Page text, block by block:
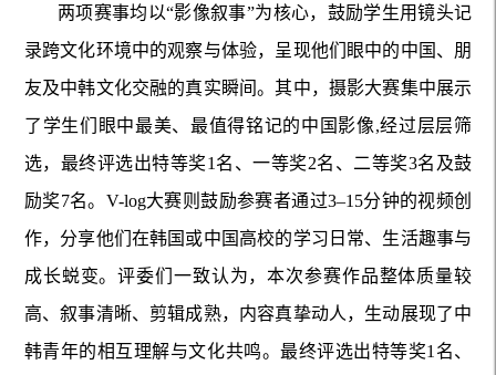
两项赛事均以“影像叙事”为核心，鼓励学生用镜头记
录跨文化环境中的观察与体验，呈现他们眼中的中国 、 朋
友及中韩文化交融的真实瞬间。其中， 摄影大赛集中展示
了学生们眼中最美、最值得铭记的中国影像,经过层层筛
选，最终评选出特等奖1名、一等奖2名、二等奖3名及鼓
励奖7名。V-log大赛则鼓励参赛者通过3–15分钟的视频创
作，分享他们在韩国或中国高校的学习日常、 生活趣事与
成长蜕变。评委们一致认为，本次参赛作品整体质量较
高、叙事清晰、 剪辑成熟，内容真挚动人 ， 生动展现了中
韩青年的相互理解与文化共鸣。最终评选出特等奖1名、